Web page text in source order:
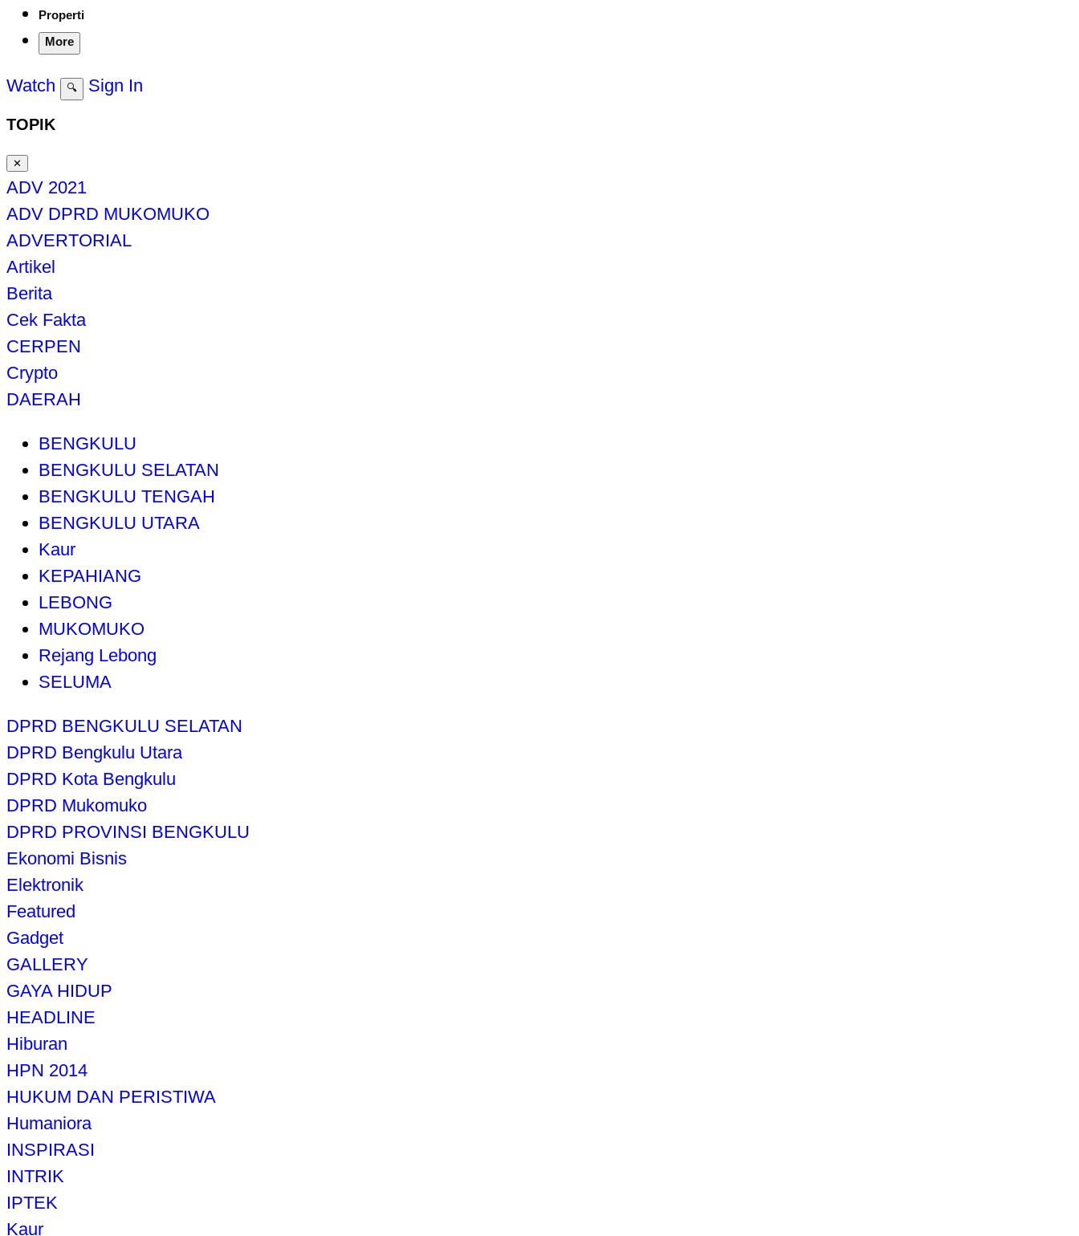
Properti
More
Watch 🔍 Sign In
TOPIK
✕
ADV 2021
ADV DPRD MUKOMUKO
ADVERTORIAL
Artikel
Berita
Cek Fakta
CERPEN
Crypto
DAERAH
BENGKULU
BENGKULU SELATAN
BENGKULU TENGAH
BENGKULU UTARA
Kaur
KEPAHIANG
LEBONG
MUKOMUKO
Rejang Lebong
SELUMA
DPRD BENGKULU SELATAN
DPRD Bengkulu Utara
DPRD Kota Bengkulu
DPRD Mukomuko
DPRD PROVINSI BENGKULU
Ekonomi Bisnis
Elektronik
Featured
Gadget
GALLERY
GAYA HIDUP
HEADLINE
Hiburan
HPN 2014
HUKUM DAN PERISTIWA
Humaniora
INSPIRASI
INTRIK
IPTEK
Kaur